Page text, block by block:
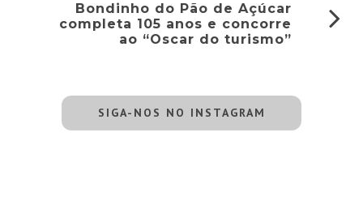
Bondinho do Pão de Açúcar
completa 105 anos e concorre
ao “Oscar do turismo”
SIGA-NOS NO INSTAGRAM